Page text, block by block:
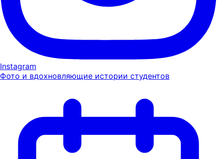
Instagram
Фото и вдохновляющие истории студентов